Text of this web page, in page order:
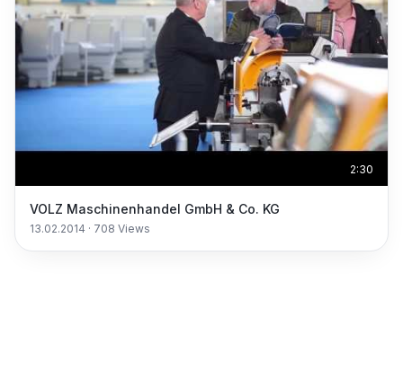
2:30
VOLZ Maschinenhandel GmbH & Co. KG
13.02.2014 · 708 Views